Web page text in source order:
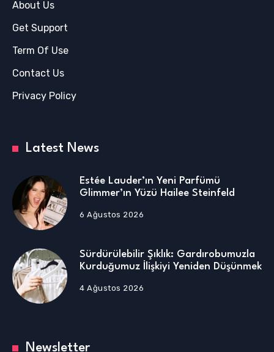
açılıyor. Sektörde 20 yıla yakın süredir aktif olan
Hanönü, Türkiye’nin önde gelen sanatçıları, televizyon
şimdi uluslararası projelere hazırlanıyor.
Samimiyet, sadelik ve şıklık anlayışıyla hem saç hem
yaklaşımıyla tanınıyor.
Yıllardır insanların sadece dış görünüşünü değil
özgüvenini de yeniledim şimdi bu bakış açısını
dünyanın farklı şehirlerini taşımak istiyorum diyen
Mert Hanönü ilk etapta Almanya Hollanda ve Dubai